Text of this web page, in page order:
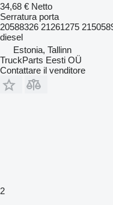
34,68 € Netto
Serratura porta
20588326 21261275
diesel
Estonia, Tallinn
TruckParts Eesti OÜ
Contattare il venditore
2